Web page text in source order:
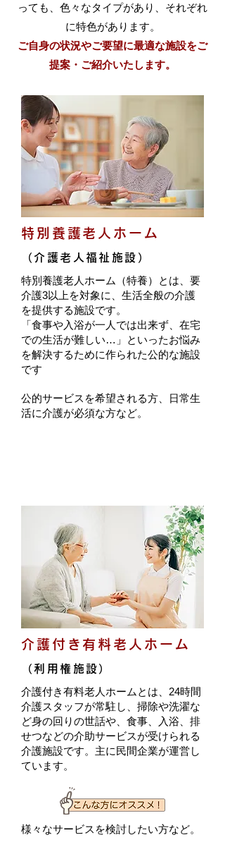
っても、色々なタイプがあり、それぞれ
に特色があります。
ご自身の状況やご要望に最適な施設をご
提案・ご紹介いたします。
特別養護老人ホーム
（介護老人福祉施設）
特別養護老人ホーム（特養）とは、要
介護3以上を対象に、生活全般の介護
を提供する施設です。
「食事や入浴が一人では出来ず、在宅
での生活が難しい…」といったお悩み
を解決するために作られた公的な施設
です
公的サービスを希望される方、日常生
活に介護が必須な方など。
介護付き有料老人ホーム
（利用権施設）
介護付き有料老人ホームとは、24時間
介護スタッフが常駐し、掃除や洗濯な
ど身の回りの世話や、食事、入浴、排
せつなどの介助サービスが受けられる
介護施設です。主に民間企業が運営し
ています。
様々なサービスを検討したい方など。